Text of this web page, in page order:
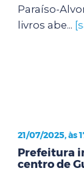
Paraíso-
livros abe...
21/07/2025, às
Prefeitura
centro de